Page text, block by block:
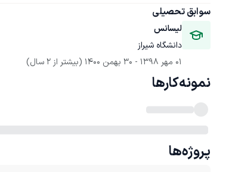
سوابق تحصیلی
لیسانس
دانشگاه شیراز
01 مهر 1398
- 30 بهمن 1400 (بیشتر از 2 سال)
نمونه‌کارها
پروژه‌ها